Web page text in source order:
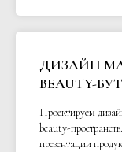
ДИЗАЙН
BEAUTY-
Проектируем
beauty-
презентации